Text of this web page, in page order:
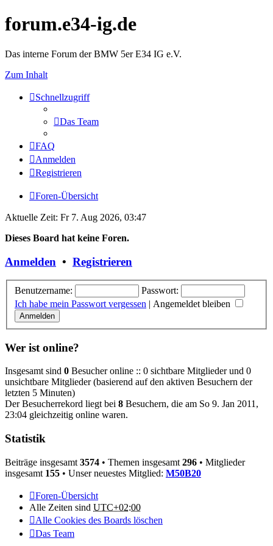
forum.e34-ig.de
Das interne Forum der BMW 5er E34 IG e.V.
Zum Inhalt
Schnellzugriff
Das Team
FAQ
Anmelden
Registrieren
Foren-Übersicht
Aktuelle Zeit: Fr 7. Aug 2026, 03:47
Dieses Board hat keine Foren.
Anmelden • Registrieren
Benutzername:
Passwort:
Ich habe mein Passwort vergessen | Angemeldet bleiben
Wer ist online?
Insgesamt sind 0 Besucher online :: 0 sichtbare Mitglieder und 0
unsichtbare Mitglieder (basierend auf den aktiven Besuchern der
letzten 5 Minuten)
Der Besucherrekord liegt bei 8 Besuchern, die am So 9. Jan 2011,
23:04 gleichzeitig online waren.
Statistik
Beiträge insgesamt 3574 • Themen insgesamt 296 • Mitglieder
insgesamt 155 • Unser neuestes Mitglied: M50B20
Foren-Übersicht
Alle Zeiten sind UTC+02:00
Alle Cookies des Boards löschen
Das Team